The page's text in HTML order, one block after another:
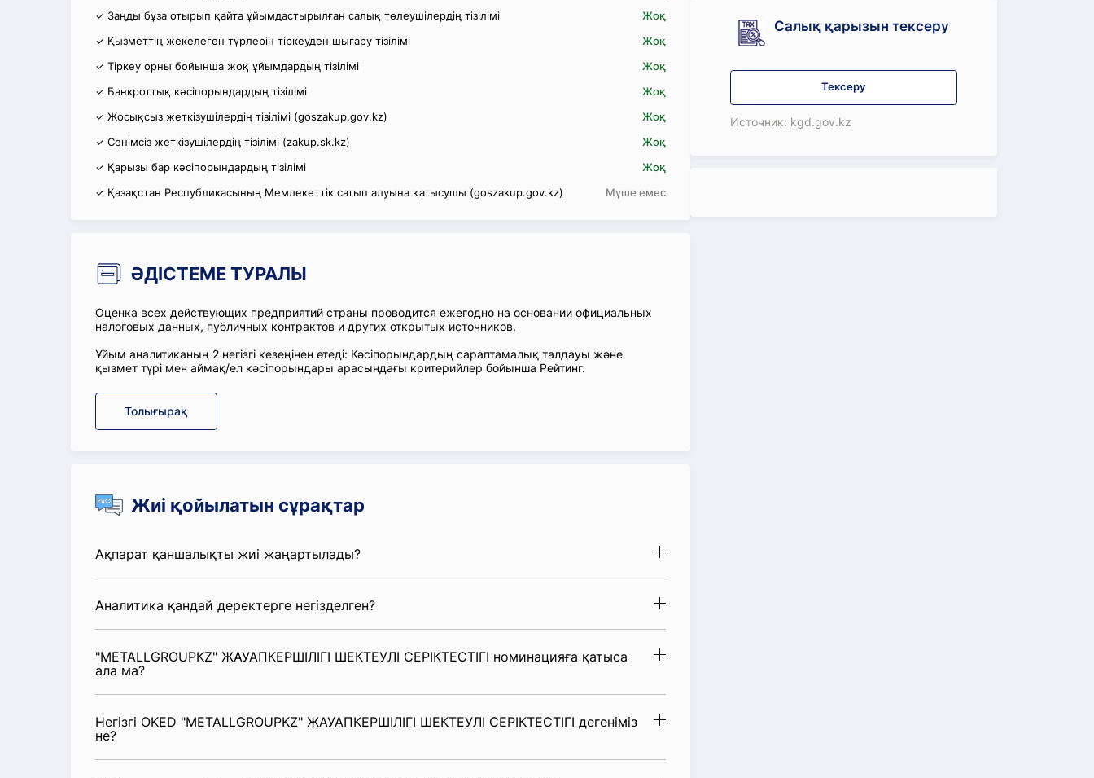
✓ Заңды бұза отырып қайта ұйымдастырылған салық төлеушілердің тізілімі
Жоқ
✓ Қызметтің жекелеген түрлерін тіркеуден шығару тізілімі
Жоқ
✓ Тіркеу орны бойынша жоқ ұйымдардың тізілімі
Жоқ
✓ Банкроттық кәсіпорындардың тізілімі
Жоқ
✓ Жосықсыз жеткізушілердің тізілімі (goszakup.gov.kz)
Жоқ
✓ Сенімсіз жеткізушілердің тізілімі (zakup.sk.kz)
Жоқ
✓ Қарызы бар кәсіпорындардың тізілімі
Жоқ
✓ Қазақстан Республикасының Мемлекеттік сатып алуына қатысушы (goszakup.gov.kz)
Мүше емес
ӘДІСТЕМЕ ТУРАЛЫ
Оценка всех действующих предприятий страны проводится ежегодно на основании официальных
налоговых данных, публичных контрактов и других открытых источников.
Ұйым аналитиканың 2 негізгі кезеңінен өтеді: Кәсіпорындардың сараптамалық талдауы және
қызмет түрі мен аймақ/ел кәсіпорындары арасындағы критерийлер бойынша Рейтинг.
Толығырақ
Жиі қойылатын сұрақтар
Ақпарат қаншалықты жиі жаңартылады?
Аналитика қандай деректерге негізделген?
"METALLGROUPKZ" ЖАУАПКЕРШІЛІГІ ШЕКТЕУЛІ СЕРІКТЕСТІГІ номинацияға қатыса
ала ма?
Негізгі OKED "METALLGROUPKZ" ЖАУАПКЕРШІЛІГІ ШЕКТЕУЛІ СЕРІКТЕСТІГІ дегеніміз
не?
Салық қарызын тексеру
Тексеру
Источник: kgd.gov.kz